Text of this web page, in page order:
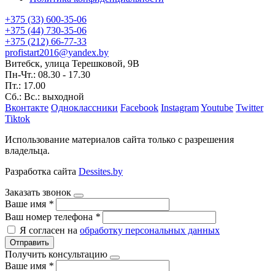
+375 (33) 600-35-06
+375 (44) 730-35-06
+375 (212) 66-77-33
profistart2016@yandex.by
Витебск, улица Терешковой, 9В
Пн-Чт.: 08.30 - 17.30
Пт.: 17.00
Сб.: Вс.: выходной
Вконтакте Одноклассники Facebook InstagramYoutube Twitter
Tiktok
Использование материалов сайта только с разрешения
владельца.
Разработка сайта Dessites.by
Заказать звонок
Ваше имя *
Ваш номер телефона *
Я согласен на обработку персональных данных
Отправить
Получить консультацию
Ваше имя *